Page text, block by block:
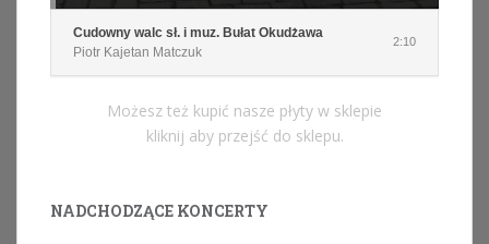
Cudowny walc sł. i muz. Bułat Okudżawa
Piotr Kajetan Matczuk
2:10
Możesz też kupić nasze płyty w sklepie
kliknij aby przejść do sklepu.
NADCHODZĄCE KONCERTY